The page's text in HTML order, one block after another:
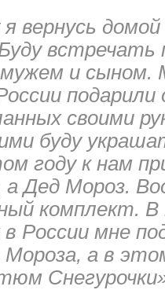
вернусь
встречать
и сыном.
подарили
своими
буду
году к нам
а Дед Мороз.
комплект.
России мне
а в